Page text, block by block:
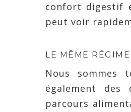
confort digestif
peut voir
LE MÊME
Nous sommes
également des
parcours